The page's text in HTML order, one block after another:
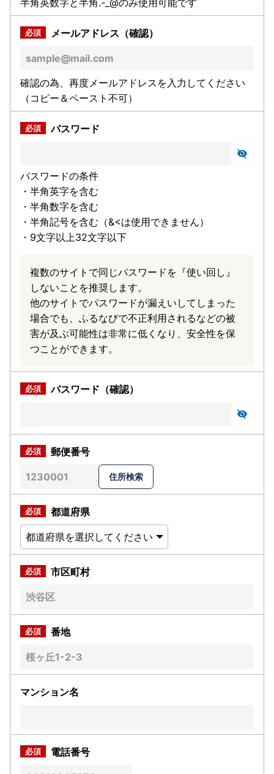
半角英数字と半角.-_@のみ使用可能です
メールアドレス（確認）
確認の為、再度メールアドレスを入力してください
（コピー＆ペースト不可）
パスワード
パスワードの条件
・半角英字を含む
・半角数字を含む
・半角記号を含む（&<は使用できません）
・9文字以上32文字以下
複数のサイトで同じパスワードを『使い回し』
しないことを推奨します。
他のサイトでパスワードが漏えいしてしまった
場合でも、ふるなびで不正利用されるなどの被
害が及ぶ可能性は非常に低くなり、安全性を保
つことができます。
パスワード（確認）
郵便番号
都道府県
市区町村
番地
マンション名
電話番号